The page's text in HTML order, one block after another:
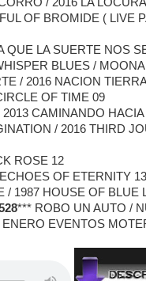
OF BROMIDE ( LIVE
QUE LA SUERTE NOS
BLUES /
/ 2016 NACION
OF TIME 09
CAMINANDO
/ 2016 THIRD
ROSE 12
OF ETERNITY 13
/ 1987 HOUSE OF BLUE
*** ROBO UN AUTO /
ENERO EVENTOS